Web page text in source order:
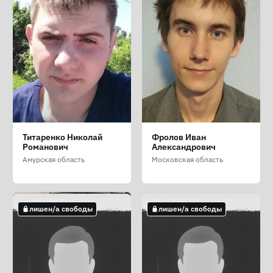
Кучь Егор Сергеевич
(Куч Єгор Сергійович)
Луганская область
Олейник Никита
Витальевич
Тюменская область
Роставецкий Сергей
Викторович
Краснодарский край
лишен/а свободы
Титаренко Николай
Романович
Амурская область
Фролов Иван
Александрович
Московская область
лишен/а свободы лишен/а свободы
лишен/а свободы лишен/а свободы